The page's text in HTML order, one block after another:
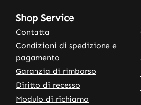
Shop Service
Contatta
Condizioni di spedizione e
pagamento
Garanzia di rimborso
Diritto di recesso
Modulo di richiamo